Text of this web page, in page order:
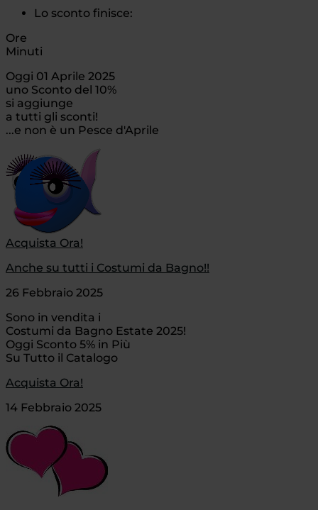
Lo sconto finisce:
Ore
Minuti
Oggi 01 Aprile 2025
uno Sconto del 10%
si aggiunge
a tutti gli sconti!
...e non è un Pesce d'Aprile
Acquista Ora!
Anche su tutti i Costumi da Bagno!!
26 Febbraio 2025
Sono in vendita i
Costumi da Bagno Estate 2025!
Oggi Sconto 5% in Più
Su Tutto il Catalogo
Acquista Ora!
14 Febbraio 2025